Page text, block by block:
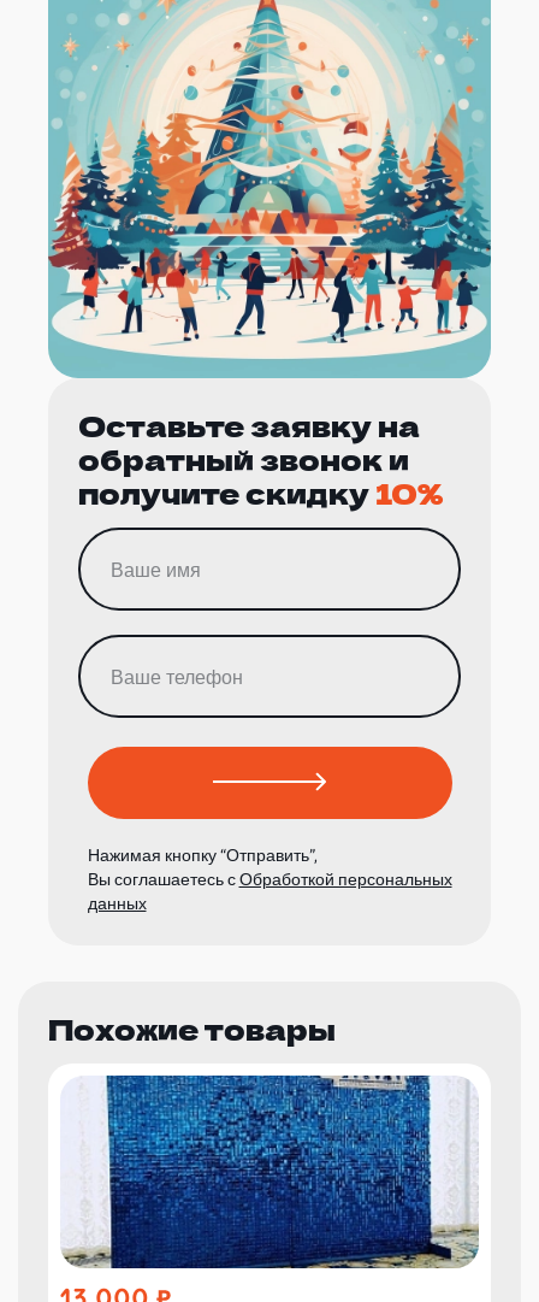
Оставьте заявку на
обратный звонок и
получите скидку10%
Нажимая кнопку “Отправить”,
Вы соглашаетесь сОбработкой персональных
данных
Похожие товары